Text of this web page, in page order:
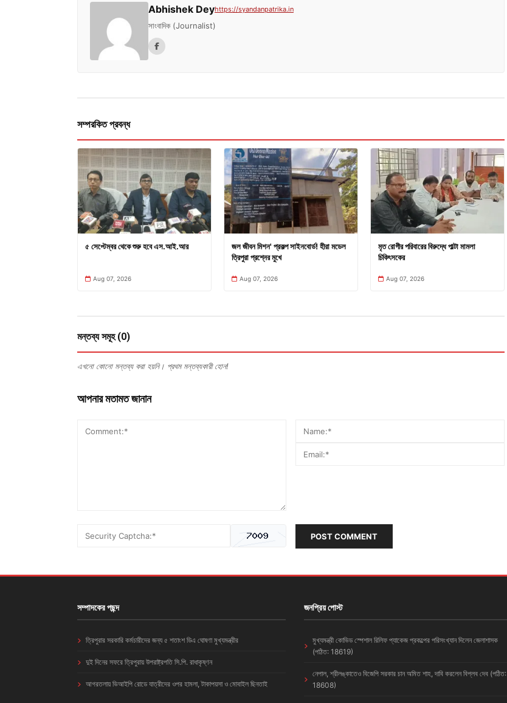
Abhishek Deyhttps://syandanpatrika.in
সাংবাদিক (Journalist)
সম্পরকিত প্রবন্ধ
৫ সেপ্টেম্বর থেকে শুরু হবে এস.আই.আর
Aug 07, 2026
জল জীবন মিশন' প্রকল্প সাইনবোর্ড! হীরা মডেল
ত্রিপুরা প্রশ্নের মুখে
Aug 07, 2026
মৃত রোগীর পরিবারের বিরুদ্ধে পাল্টা মামলা
চিকিৎসকের
Aug 07, 2026
মন্তব্য সমূহ (0)
এখনো কোনো মন্তব্য করা হয়নি। প্রথম মন্তব্যকারী হোন!
আপনার মতামত জানান
POST COMMENT
সম্পাদকের পছন্দ
ত্রিপুরার সরকারি কর্মচারীদের জন্য ৫ শতাংশ ডিএ ঘোষণা মুখ্যমন্ত্রীর
দুই দিনের সফরে ত্রিপুরায় উপরাষ্ট্রপতি সি.পি. রাধাকৃষ্ণন
আগরতলায় ভিআইপি রোডে যাত্রীদের ওপর হামলা, টাকাপয়সা ও মোবাইল ছিনতাই
জনপ্রিয় পোস্ট
মুখ্যমন্ত্রী কোভিড স্পেশাল রিলিফ প্যাকেজ প্রকল্পের পরিসংখ্যান দিলেন জেলাশাসক
(পঠিত: 18619)
নেপাল, শ্রীলঙ্কাতেও বিজেপি সরকার চান অমিত শাহ, দাবি করলেন বিপ্লব দেব (পঠিত:
18608)